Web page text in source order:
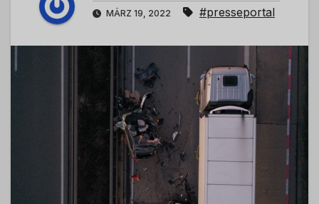
MÄRZ 19, 2022 #presseportal